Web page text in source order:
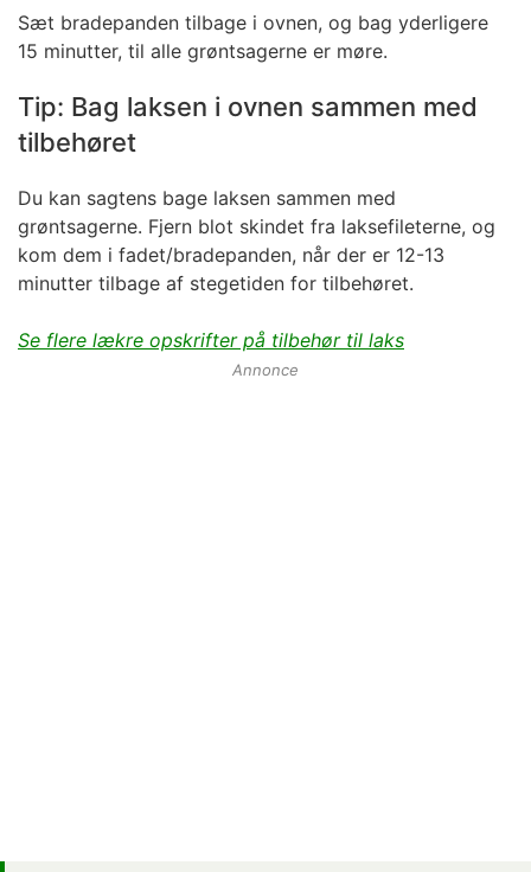
Sæt bradepanden tilbage i ovnen, og bag yderligere
15 minutter, til alle grøntsagerne er møre.
Tip: Bag laksen i ovnen sammen med
tilbehøret
Du kan sagtens bage laksen sammen med
grøntsagerne. Fjern blot skindet fra laksefileterne, og
kom dem i fadet/bradepanden, når der er 12-13
minutter tilbage af stegetiden for tilbehøret.
Se flere lækre opskrifter på tilbehør til laks
Annonce